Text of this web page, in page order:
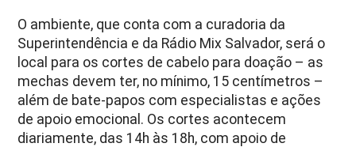
O ambiente, que conta com a curadoria da
Superintendência e da Rádio Mix Salvador, será o
local para os cortes de cabelo para doação – as
mechas devem ter, no mínimo, 15 centímetros –
além de bate-papos com especialistas e ações
de apoio emocional. Os cortes acontecem
diariamente, das 14h às 18h, com apoio de